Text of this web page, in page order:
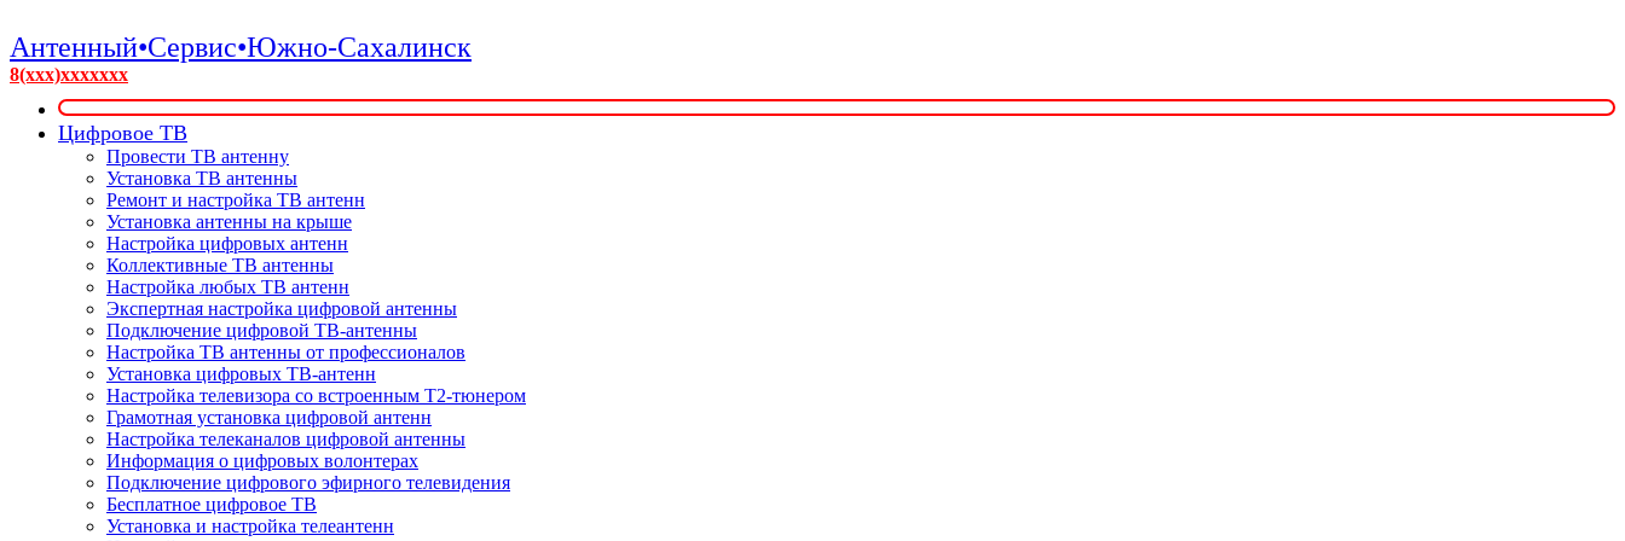
Антенный•Сервис•Южно-Сахалинск
8(xxx)xxxxxxx
Цифровое ТВ
Провести ТВ антенну
Установка ТВ антенны
Ремонт и настройка ТВ антенн
Установка антенны на крыше
Настройка цифровых антенн
Коллективные ТВ антенны
Настройка любых ТВ антенн
Экспертная настройка цифровой антенны
Подключение цифровой ТВ-антенны
Настройка ТВ антенны от профессионалов
Установка цифровых ТВ-антенн
Настройка телевизора со встроенным T2-тюнером
Грамотная установка цифровой антенн
Настройка телеканалов цифровой антенны
Информация о цифровых волонтерах
Подключение цифрового эфирного телевидения
Бесплатное цифровое ТВ
Установка и настройка телеантенн